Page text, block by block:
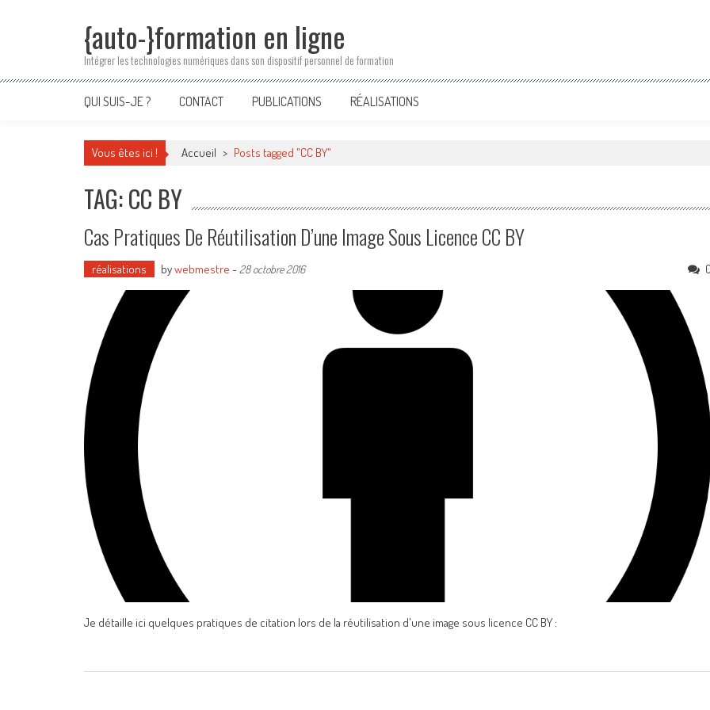
{auto-}formation en ligne
Intégrer les technologies numériques dans son dispositif personnel de formation
QUI SUIS-JE ? CONTACT PUBLICATIONS RÉALISATIONS
Vous êtes ici ! Accueil > Posts tagged "CC BY"
TAG: CC BY
Cas Pratiques De Réutilisation D’une Image Sous Licence CC BY
réalisations bywebmestre - 28 octobre 2016
Je détaille ici quelques pratiques de citation lors de la réutilisation d'une image sous licence CC BY :